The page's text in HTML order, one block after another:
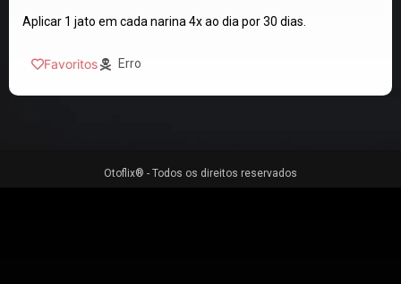
Aplicar 1 jato em cada narina 4x ao dia por 30 dias.
Erro
Favoritos
Otoflix® - Todos os direitos reservados